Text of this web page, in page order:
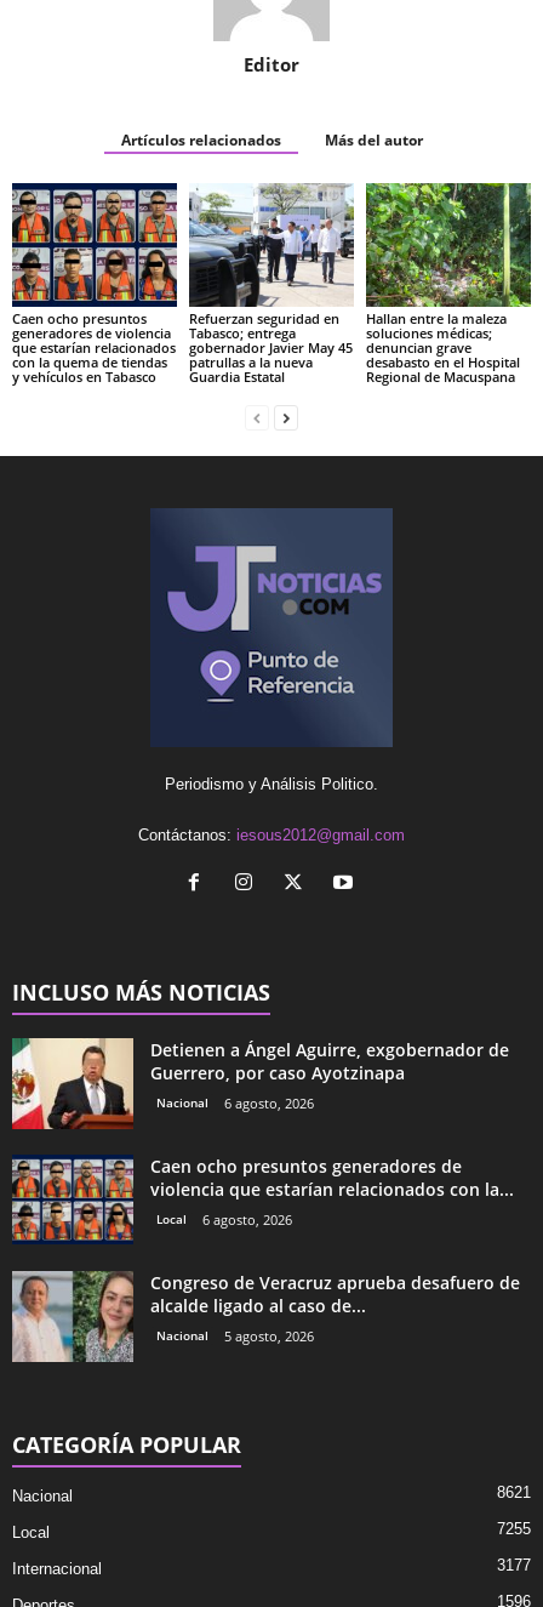
Editor
Artículos relacionados Más del autor
Caen ocho presuntos
generadores de violencia
que estarían relacionados
con la quema de tiendas
y vehículos en Tabasco
Refuerzan seguridad en
Tabasco; entrega
gobernador Javier May 45
patrullas a la nueva
Guardia Estatal
Hallan entre la maleza
soluciones médicas;
denuncian grave
desabasto en el Hospital
Regional de Macuspana
Periodismo y Análisis Politico.
Contáctanos: iesous2012@gmail.com
INCLUSO MÁS NOTICIAS
Detienen a Ángel Aguirre, exgobernador de
Guerrero, por caso Ayotzinapa
Nacional 6 agosto, 2026
Caen ocho presuntos generadores de
violencia que estarían relacionados con la...
Local 6 agosto, 2026
Congreso de Veracruz aprueba desafuero de
alcalde ligado al caso de...
Nacional 5 agosto, 2026
CATEGORÍA POPULAR
Nacional 8621
Local 7255
Internacional 3177
1596